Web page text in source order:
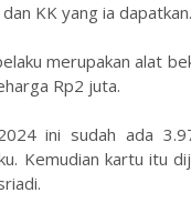
KK yang ia dapatkan.
merupakan alat
Rp2 juta.
ini sudah ada
Kemudian kartu itu